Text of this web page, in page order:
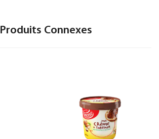
Produits Connexes